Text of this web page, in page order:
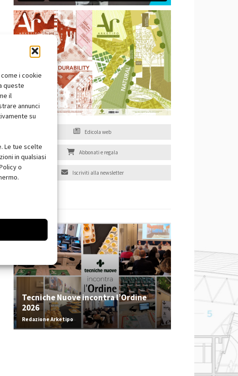
i cookie
queste
il
annunci
su
Le tue scelte
in qualsiasi
o
Edicola web
Abbonati e regala
Iscriviti alla newsletter
Tecniche Nuove incontra l’Ordine
2026
Redazione Arketipo